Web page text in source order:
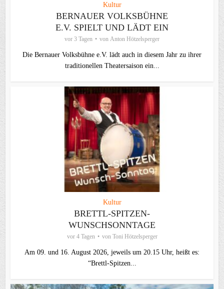
Kultur
BERNAUER VOLKSBÜHNE
E.V. SPIELT UND LÄDT EIN
vor 3 Tagen von Anton Hötzelsperger
Die Bernauer Volksbühne e.V. lädt auch in diesem Jahr zu ihrer
traditionellen Theater­saison ein...
Kultur
BRETTL-SPITZEN-
WUNSCHSONNTAGE
vor 4 Tagen von Toni Hötzelsperger
Am 09. und 16. August 2026, jeweils um 20.15 Uhr, heißt es:
“Brettl-Spitzen...